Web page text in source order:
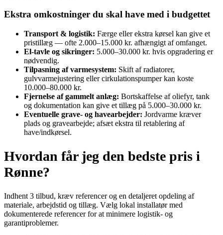
Ekstra omkostninger du skal have med i budgettet
Transport & logistik: Færge eller ekstra kørsel kan give et
pristillæg — ofte 2.000–15.000 kr. afhængigt af omfanget.
El‑tavle og sikringer: 5.000–30.000 kr. hvis opgradering er
nødvendig.
Tilpasning af varmesystem: Skift af radiatorer,
gulvvarmejustering eller cirkulationspumper kan koste
10.000–80.000 kr.
Fjernelse af gammelt anlæg: Bortskaffelse af oliefyr, tank
og dokumentation kan give et tillæg på 5.000–30.000 kr.
Eventuelle grave‑ og havearbejder: Jordvarme kræver
plads og gravearbejde; afsæt ekstra til retablering af
have/indkørsel.
Hvordan får jeg den bedste pris i
Rønne?
Indhent 3 tilbud, kræv referencer og en detaljeret opdeling af
materiale, arbejdstid og tillæg. Vælg lokal installatør med
dokumenterede referencer for at minimere logistik‑ og
garantiproblemer.